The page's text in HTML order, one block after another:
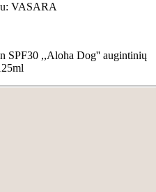
VASARA
SPF30 ,,Aloha Dog'' augintinių